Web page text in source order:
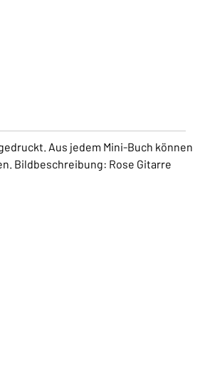
Aus jedem Mini-Buch können
Bildbeschreibung: Rose Gitarre